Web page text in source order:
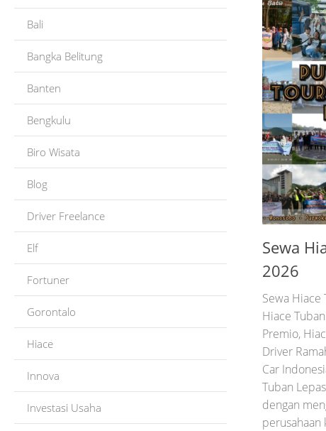
Sewa
2026
Sewa Hiace
Hiace
Premio,
Driver
Car
Tuban
dengan
perusahaan
Bali
Bangka Belitung
Banten
Bengkulu
Biro Wisata
Blog
Driver Freelance
Elf
Fortuner
Gorontalo
Hiace
Innova
Investasi Usaha